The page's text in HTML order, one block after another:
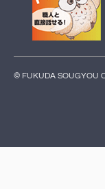
© FUKUDA SOUGYOU